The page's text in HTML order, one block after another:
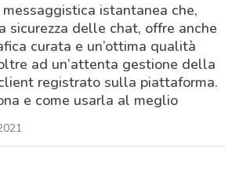
istantanea che,
sicurezza delle chat, offre anche
curata e un’ottima qualità
ad un’attenta gestione della
registrato sulla piattaforma.
e come usarla al meglio